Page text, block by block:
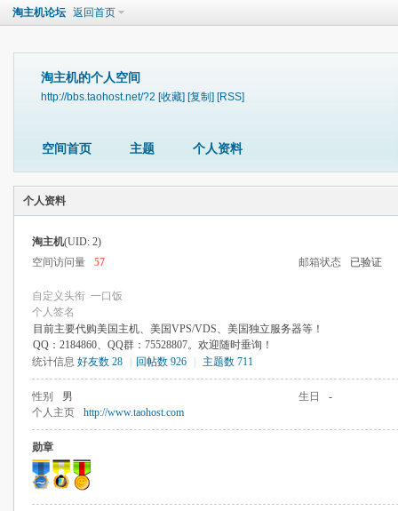
淘主机论坛 返回首页
淘主机的个人空间
http://bbs.taohost.net/?2 [收藏] [复制] [RSS]
空间首页 主题 个人资料
个人资料
淘主机(UID: 2)
空间访问量
57 邮箱状态 已验证
自定义头衔 一口饭
个人签名
目前主要代购美国主机、美国VPS/VDS、美国独立服务器等！
QQ：2184860、QQ群：75528807。欢迎随时垂询！
统计信息 好友数 28 回帖数 926 主题数 711
性别 男 生日
-
个人主页
http://www.taohost.com
勋章